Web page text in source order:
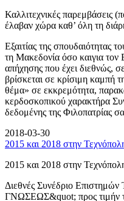
Καλλιτεχνικές παρεμβάσεις
έλαβαν χώρα καθ’ όλη τη
Εξαιτίας της σπουδαιότητας
τη Μακεδονία όσο καιγια τον
απήχησης που έχει διεθνώς,
βρίσκεται σε κρίσιμη καμπή
θέμα» σε εκκρεμότητα,
κερδοσκοπικού χαρακτήρα
δεδομένης της Φιλοπατρίας
2018-03-30
2015 και 2018 στην
2015 και 2018 στην
Διεθνές Συνέδριο
ΓΝΩΣΕΩΣ&quot; προς τιμήν